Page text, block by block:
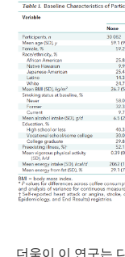
더욱이 이 연구는